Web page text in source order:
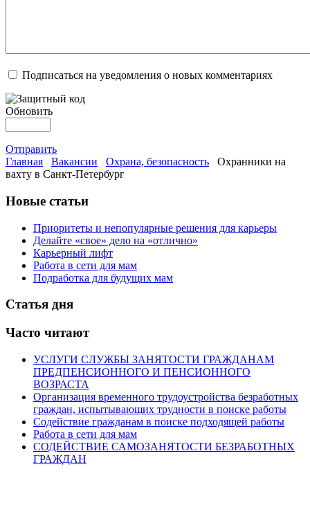
Подписаться на уведомления о новых комментариях
Обновить
Отправить
Главная
Вакансии Охрана, безопасность
Охранники на
вахту в Санкт-Петербург
Новые статьи
Приоритеты и непопулярные решения для карьеры
Делайте «свое» дело на «отлично»
Карьерный лифт
Работа в сети для мам
Подработка для будущих мам
Статья дня
Часто читают
УСЛУГИ СЛУЖБЫ ЗАНЯТОСТИ ГРАЖДАНАМ
ПРЕДПЕНСИОННОГО И ПЕНСИОННОГО
ВОЗРАСТА
Организация временного трудоустройства безработных
граждан, испытывающих трудности в поиске работы
Содействие гражданам в поиске подходящей работы
Работа в сети для мам
СОДЕЙСТВИЕ САМОЗАНЯТОСТИ БЕЗРАБОТНЫХ
ГРАЖДАН